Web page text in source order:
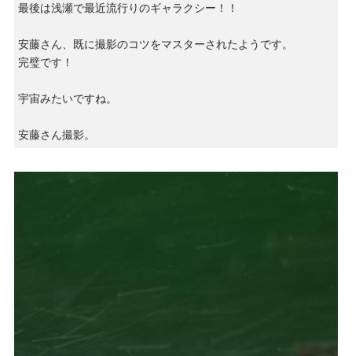
最後は浅瀬で最近流行りのギャラクシー！！
安藤さん、既に撮影のコツをマスターされたようです。
完璧です！
宇宙みたいですね。
安藤さん撮影。